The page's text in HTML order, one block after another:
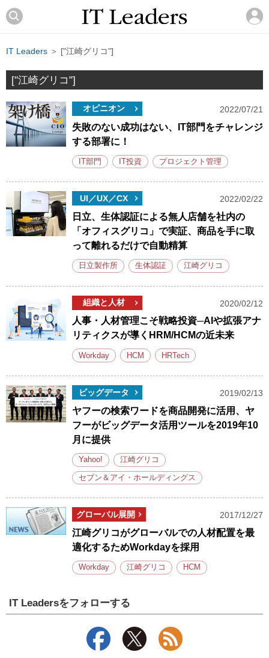
IT Leaders ＞ ["江崎グリコ"]
["江崎グリコ"]
オピニオン 2022/07/21
失敗のない成功はない、IT部門をチャレンジ
する部署に！
IT部門 IT投資 プロジェクト管理
UI／UX／CX 2022/02/22
日立、生体認証による無人店舗を社内の
「オフィスグリコ」で実証、商品を手に取
って離れるだけで自動精算
日立製作所 生体認証 江崎グリコ
組織と人材 2020/02/12
人事・人材管理こそ戦略投資─AIや拡張アナ
リティクスが導くHRM/HCMの近未来
Workday HCM HRTech
ビッグデータ 2019/02/13
ヤフーの検索ワードを商品開発に活用、ヤ
フーがビッグデータ活用ツールを2019年10
月に提供
Yahoo! 江崎グリコ
セブン＆アイ・ホールディングス
グローバル展開 2017/12/27
江崎グリコがグローバルでの人材配置を最
適化するためWorkdayを採用
Workday 江崎グリコ HCM
IT Leadersをフォローする